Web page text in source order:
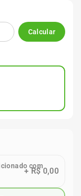
Calcular
com
+R$ 0,00